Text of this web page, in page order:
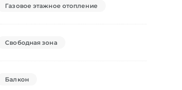
Газовое этажное отопление
Свободная зона
Балкон